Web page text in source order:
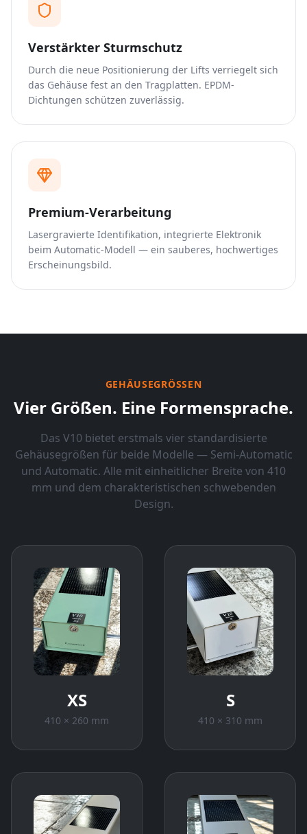
Verstärkter Sturmschutz
Durch die neue Positionierung der Lifts verriegelt sich
das Gehäuse fest an den Tragplatten. EPDM-
Dichtungen schützen zuverlässig.
Premium-Verarbeitung
Lasergravierte Identifikation, integrierte Elektronik
beim Automatic-Modell — ein sauberes, hochwertiges
Erscheinungsbild.
GEHÄUSEGRÖSSEN
Vier Größen. Eine Formensprache.
Das V10 bietet erstmals vier standardisierte
Gehäusegrößen für beide Modelle — Semi-Automatic
und Automatic. Alle mit einheitlicher Breite von 410
mm und dem charakteristischen schwebenden
Design.
XS
410 × 260 mm
S
410 × 310 mm